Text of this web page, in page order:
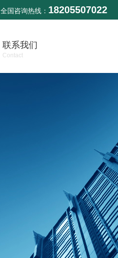
全国咨询热线： 18205507022
联系我们
Contact